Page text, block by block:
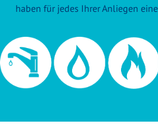
haben für jedes Ihrer Anliegen